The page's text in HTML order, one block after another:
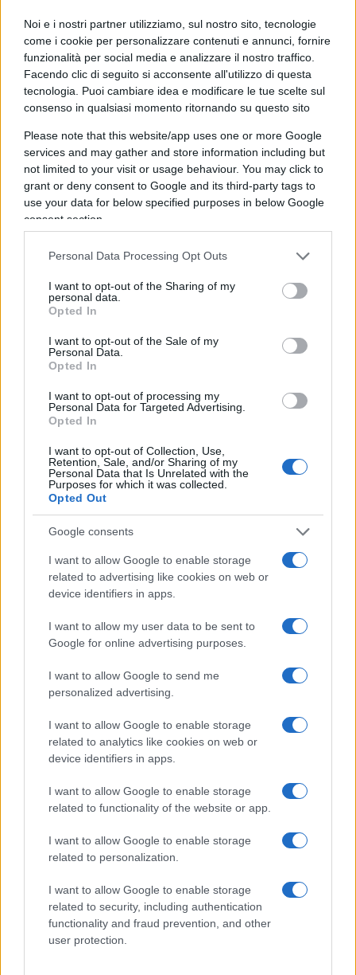
Noi e i nostri partner utilizziamo, sul nostro sito, tecnologie
come i cookie per personalizzare contenuti e annunci, fornire
funzionalità per social media e analizzare il nostro traffico.
Facendo clic di seguito si acconsente all'utilizzo di questa
tecnologia. Puoi cambiare idea e modificare le tue scelte sul
consenso in qualsiasi momento ritornando su questo sito
Please note that this website/app uses one or more Google
services and may gather and store information including but
not limited to your visit or usage behaviour. You may click to
grant or deny consent to Google and its third-party tags to
use your data for below specified purposes in below Google
consent section.
Personal Data Processing Opt Outs
I want to opt-out of the Sharing of my
personal data.
Opted In
I want to opt-out of the Sale of my
Personal Data.
Opted In
I want to opt-out of processing my
Personal Data for Targeted Advertising.
Opted In
I want to opt-out of Collection, Use,
Retention, Sale, and/or Sharing of my
Personal Data that Is Unrelated with the
Purposes for which it was collected.
Opted Out
Google consents
I want to allow Google to enable storage
related to advertising like cookies on web or
device identifiers in apps.
I want to allow my user data to be sent to
Google for online advertising purposes.
I want to allow Google to send me
personalized advertising.
I want to allow Google to enable storage
related to analytics like cookies on web or
device identifiers in apps.
I want to allow Google to enable storage
related to functionality of the website or app.
I want to allow Google to enable storage
related to personalization.
I want to allow Google to enable storage
related to security, including authentication
functionality and fraud prevention, and other
user protection.
base all’incertezza di misura, sono in classe 4, con
incertezze di 2°C, e classe super-spazzatura 5,
possibili errori fino a 5°C.Quasi otto stazioni su
, delle 380 che compongono la rete di misura,
stazioni, come quella ubicata presso la fornace di
calore urbana che è l’aeroporto di Heathrow,
producono regolarmente registrazioni quotidiane,
ovviamente ben poco attendibili. Incredibilmente,
i dati complessivi sono utilizzati dal Met per
affermare di poter misurare la temperatura
un centesimo di grado centigrado!
Per acquistare
Situazione analoga si riscontra negli Stati
Institute, mostra cheil 96% delle stazioni di
misurazionedella temperatura al suolo delle
stazioni meteorologiche NOAA, che
contribuiscono ai dati “ufficiali” della temperatura
del suolo negli Stati Uniti,
fornisce dati errati a
causa della loro vicinanza all’asfalto
, ai
macchinari o ad altri oggetti che producono
calore, intrappolano calore o accentuando il
calore. La relazione è stata compilata tramite viste
satellitari e rilievi di persona alle stazioni
meteorologiche NOAA. Mettere le stazioni di
temperatura in tali punti
e mina fortemente la
legittimità e l’entità del consenso ufficiale sulle
tendenze a lungo termine del riscaldamento
Claudio Lunardini
Nicolaporro.it è anche su Whatsapp. È
sufficientecliccare quiper iscriversi al canale ed
essere sempre aggiornati (gratis)